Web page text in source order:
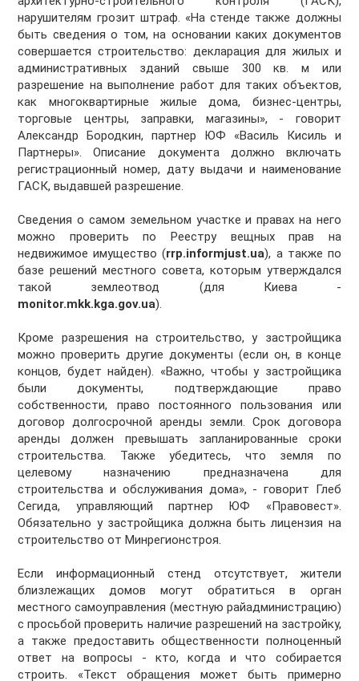
нарушителям грозит штраф. «На стенде также должны
быть сведения о том, на основании каких документов
совершается строительство: декларация для жилых и
административных зданий свыше 300 кв. м или
разрешение на выполнение работ для таких объектов,
как многоквартирные жилые дома, бизнес-центры,
торговые центры, заправки, магазины», - говорит
Александр Бородкин, партнер ЮФ «Василь Кисиль и
Партнеры». Описание документа должно включать
регистрационный номер, дату выдачи и наименование
ГАСК, выдавшей разрешение.
Сведения о самом земельном участке и правах на него
можно проверить по Реестру вещных прав на
недвижимое имущество (rrp.informjust.ua), а также по
базе решений местного совета, которым утверждался
такой землеотвод (для Киева -
monitor.mkk.kga.gov.ua).
Кроме разрешения на строительство, у застройщика
можно проверить другие документы (если он, в конце
концов, будет найден). «Важно, чтобы у застройщика
были документы, подтверждающие право
собственности, право постоянного пользования или
договор долгосрочной аренды земли. Срок договора
аренды должен превышать запланированные сроки
строительства. Также убедитесь, что земля по
целевому назначению предназначена для
строительства и обслуживания дома», - говорит Глеб
Сегида, управляющий партнер ЮФ «Правовест».
Обязательно у застройщика должна быть лицензия на
строительство от Минрегионстроя.
Если информационный стенд отсутствует, жители
близлежащих домов могут обратиться в орган
местного самоуправления (местную райадминистрацию)
с просьбой проверить наличие разрешений на застройку,
а также предоставить общественности полноценный
ответ на вопросы - кто, когда и что собирается
строить. «Текст обращения может быть примерно